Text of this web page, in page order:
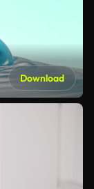
Download